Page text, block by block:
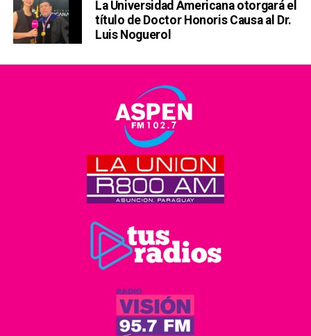
La Universidad Americana otorgará el
título de Doctor Honoris Causa al Dr.
Luis Noguerol